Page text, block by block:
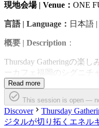
現地会場 | Venue： ONE
言語 | Language： 日本語 |
概要 | Description ：
Thursday Gatheringの楽
ーカフェ福岡のシグニチ
グの説明、コミュニティ
繋がる意味とは、などの
ッションとなっています
ントにご興味がある方達
Read more
This session is open —
Discover
Thursday
ジタルが切り拓くエネル